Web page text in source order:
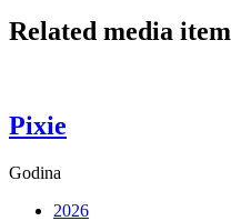
Related media item
Pixie
Godina
2026